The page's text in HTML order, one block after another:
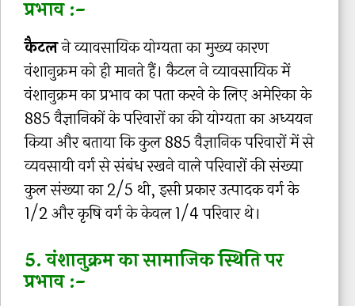
प्रभाव :-
कैटलने व्यावसायिक योग्यता का मुख्य कारण
वंशानुक्रम को ही मानते हैं। कैटल ने व्यावसायिक में
वंशानुक्रम का प्रभाव का पता करने के लिए अमेरिका के
885 वैज्ञानिकों के परिवारों का की योग्यता का अध्ययन
किया और बताया कि कुल 885 वैज्ञानिक परिवारों में से
व्यवसायी वर्ग से संबंध रखने वाले परिवारों की संख्या
कुल संख्या का 2/5 थी, इसी प्रकार उत्पादक वर्ग के
1/2 और कृषि वर्ग के केवल 1/4 परिवार थे।
5. वंशानुक्रम का सामाजिक स्थिति पर
प्रभाव :-